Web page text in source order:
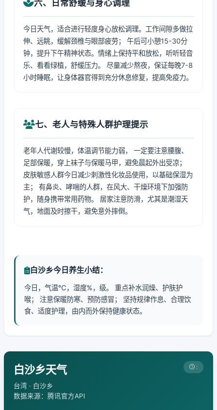
六、日常舒缓与身心调理
今日天气，适合进行轻度身心放松调理。工作间隙多做拉
伸、远眺，缓解颈椎与眼部疲劳； 午后可小憩15-30分
钟，提升下午精神状态。情绪上保持平和放松，听听轻音
乐、看看绿植，舒缓压力。 尽量减少熬夜，保证每晚7-8
小时睡眠，让身体器官得到充分休息修复，提高免疫力。
七、老人与特殊人群护理提示
老年人代谢较慢，体温调节能力弱， 一定要注意腰腹、
足部保暖，穿上袜子与保暖马甲，避免晨起外出受凉；
皮肤敏感人群今日减少刺激性化妆品使用，以基础保湿为
主； 有鼻炎、哮喘的人群，在风大、干燥环境下加强防
护，随身携带常用药物。 居家注意防滑，尤其是潮湿天
气，地面及时擦干，避免意外摔倒。
白沙乡今日养生小结：
今日，气温℃，湿度%，级。 重点补水润燥、护肤护
喉； 注意保暖防寒、预防感冒； 坚持规律作息、合理饮
食、适度护理，由内而外保持健康状态。
白沙乡天气
台湾 · 白沙乡
数据来源：腾讯官方API
: